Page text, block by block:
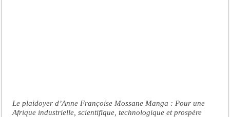
Le plaidoyer d’Anne Françoise Mossane Manga : Pour une
Afrique industrielle, scientifique, technologique et prospère